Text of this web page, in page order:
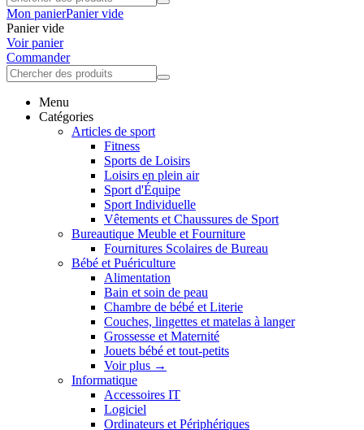
Mon panierPanier vide
Panier vide
Voir panier
Commander
Menu
Catégories
Articles de sport
Fitness
Sports de Loisirs
Loisirs en plein air
Sport d'Équipe
Sport Individuelle
Vêtements et Chaussures de Sport
Bureautique Meuble et Fourniture
Fournitures Scolaires de Bureau
Bébé et Puériculture
Alimentation
Bain et soin de peau
Chambre de bébé et Literie
Couches, lingettes et matelas à langer
Grossesse et Maternité
Jouets bébé et tout-petits
Voir plus →
Informatique
Accessoires IT
Logiciel
Ordinateurs et Périphériques